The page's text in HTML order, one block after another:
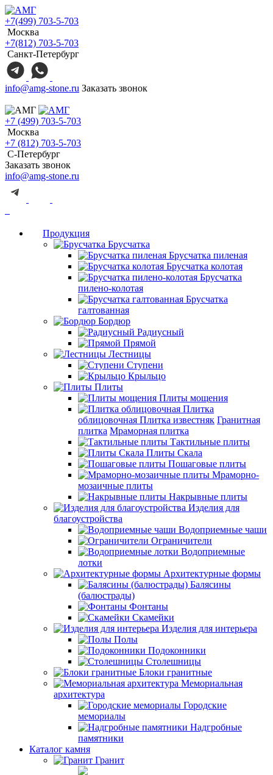
+7(499) 703-5-703
Москва
+7(812) 703-5-703
Санкт-Петербург
info@amg-stone.ru Заказать звонок
+7 (499) 703-5-703
Москва
+7 (812) 703-5-703
С-Петербург
Заказать звонок
info@amg-stone.ru
Продукция
Брусчатка
Брусчатка пиленая
Брусчатка колотая
Брусчатка
пилено-колотая
Брусчатка
галтованная
Бордюр
Радиусный
Прямой
Лестницы
Ступени
Крыльцо
Плиты
Плиты мощения
Плитка
облицовочная Плитка известняк Гранитная
плитка Мраморная плитка
Тактильные плиты
Плиты Скала
Пошаговые плиты
Мраморно-
мозаичные плиты
Накрывные плиты
Изделия для
благоустройства
Водоприемные чаши
Ограничители
Водоприемные
лотки
Архитектурные формы
Балясины
(балюстрады)
Фонтаны
Скамейки
Изделия для интерьера
Полы
Подоконники
Столешницы
Блоки гранитные
Мемориальная
архитектура
Городские
мемориалы
Надгробные
памятники
Каталог камня
Гранит